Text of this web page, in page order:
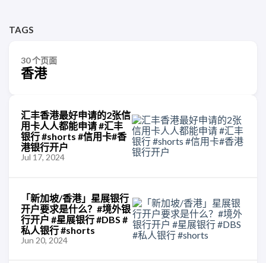
TAGS
30 个页面
香港
汇丰香港最好申请的2张信
用卡人人都能申请 #汇丰
银行 #shorts #信用卡#香
港银行开户
Jul 17, 2024
「新加坡/香港」星展银行
开户要求是什么？#境外银
行开户 #星展银行 #DBS #
私人银行 #shorts
Jun 20, 2024